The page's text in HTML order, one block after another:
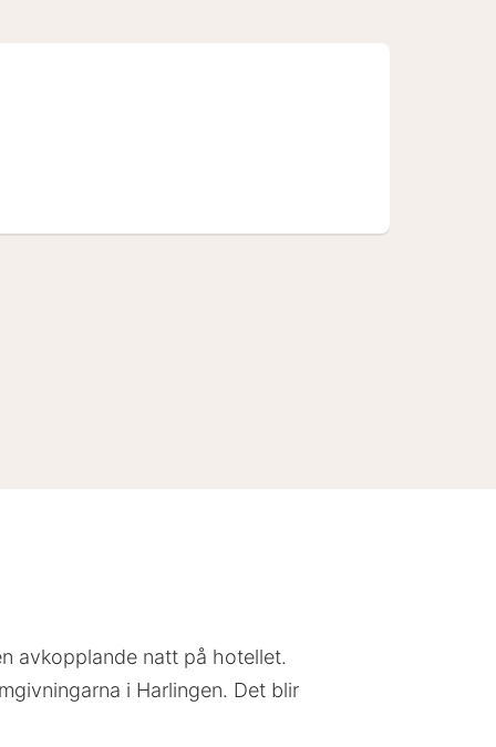
avkopplande natt på hotellet.
i Harlingen. Det blir